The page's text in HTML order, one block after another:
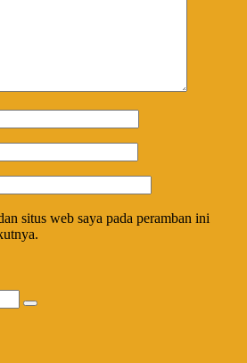
situs web saya pada peramban ini